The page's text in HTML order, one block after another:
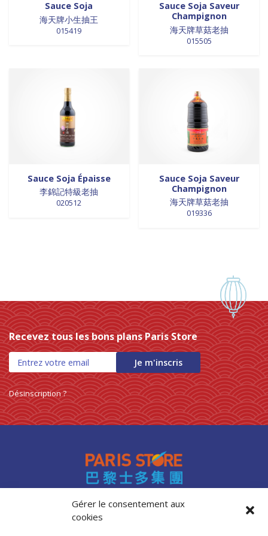
Gérer le consentement aux
cookies
Sauce Soja
海天牌小生抽王
015419
Sauce Soja Saveur
Champignon
海天牌草菇老抽
015505
Sauce Soja Épaisse
李錦記特級老抽
020512
Sauce Soja Saveur
Champignon
海天牌草菇老抽
019336
Recevez tous les bons plans Paris Store
Je m'inscris
Désinscription ?
Accès professionnels